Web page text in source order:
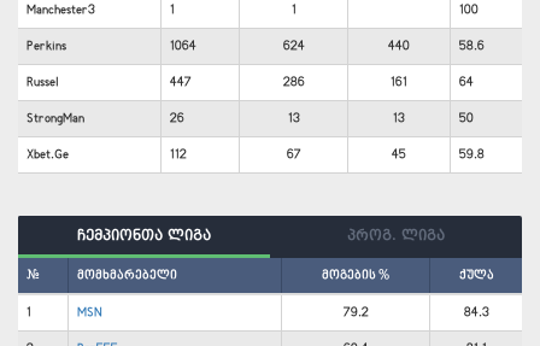
Manchester3 1 1 100
Perkins 1064 624 440 58.6
Russel 447 286 161 64
StrongMan 26 13 13 50
Xbet.Ge 112 67 45 59.8
ჩემპიონთა ლიგა პროგ. ლიგა
# მომხმარებელი მოგების % ქულა
1 MSN 79.2 84.3